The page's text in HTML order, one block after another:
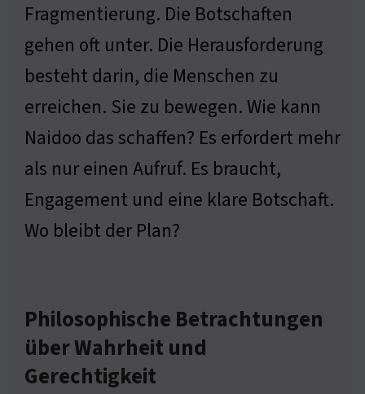
Fragmentierung. Die Botschaften
gehen oft unter. Die Herausforderung
besteht darin, die Menschen zu
erreichen. Sie zu bewegen. Wie kann
Naidoo das schaffen? Es erfordert mehr
als nur einen Aufruf. Es braucht,
Engagement und eine klare Botschaft.
Wo bleibt der Plan?
Philosophische Betrachtungen
über Wahrheit und
Gerechtigkeit